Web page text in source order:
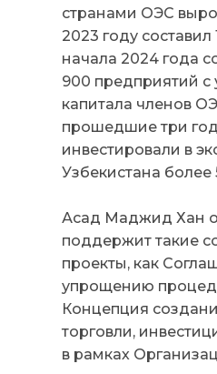
странами ОЭС
2023 году составил
начала 2024 года
900 предприятий с
капитала членов
прошедшие три
инвестировали в
Узбекистана более
Асад Маджид Хан
поддержит такие
проекты, как
упрощению
Концепция
торговли,
в рамках